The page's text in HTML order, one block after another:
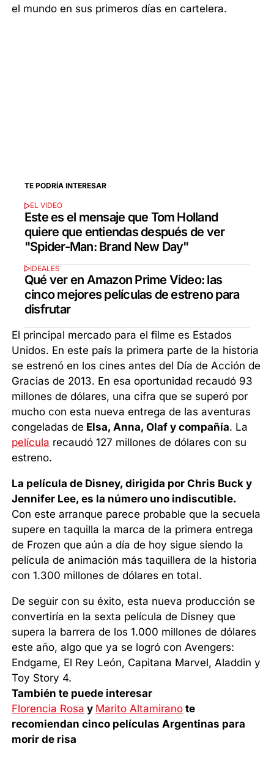
el mundo en sus primeros días en cartelera.
TE PODRÍA INTERESAR
EL VIDEO
Este es el mensaje que Tom Holland
quiere que entiendas después de ver
"Spider-Man: Brand New Day"
IDEALES
Qué ver en Amazon Prime Video: las
cinco mejores películas de estreno para
disfrutar
El principal mercado para el filme es Estados
Unidos. En este país la primera parte de la historia
se estrenó en los cines antes del Día de Acción de
Gracias de 2013. En esa oportunidad recaudó 93
millones de dólares, una cifra que se superó por
mucho con esta nueva entrega de las aventuras
congeladas de Elsa, Anna, Olaf y compañía. La
película recaudó 127 millones de dólares con su
estreno.
La película de Disney, dirigida por Chris Buck y
Jennifer Lee, es la número uno indiscutible.
Con este arranque parece probable que la secuela
supere en taquilla la marca de la primera entrega
de Frozen que aún a día de hoy sigue siendo la
película de animación más taquillera de la historia
con 1.300 millones de dólares en total.
De seguir con su éxito, esta nueva producción se
convertiría en la sexta película de Disney que
supera la barrera de los 1.000 millones de dólares
este año, algo que ya se logró con Avengers:
Endgame, El Rey León, Capitana Marvel, Aladdin y
Toy Story 4.
También te puede interesar
Florencia Rosa y Marito Altamirano te
recomiendan cinco películas Argentinas para
morir de risa